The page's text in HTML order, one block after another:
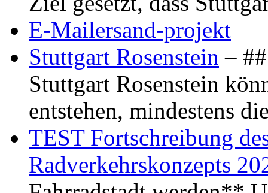
E-Mailersand-projekt
Stuttgart Rosenstein –
Stuttgart Rosenstein
entstehen, mindestens
TEST Fortschreibung
Radverkehrskonzepts